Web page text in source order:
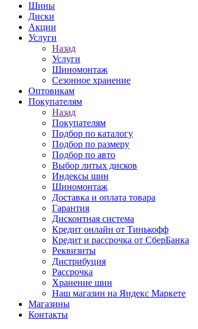
Шины
Диски
Акции
Услуги
Назад
Услуги
Шиномонтаж
Сезонное хранение
Оптовикам
Покупателям
Назад
Покупателям
Подбор по каталогу
Подбор по размеру
Подбор по авто
Выбор литых дисков
Индексы шин
Шиномонтаж
Доставка и оплата товара
Гарантия
Дисконтная система
Кредит онлайн от Тинькофф
Кредит и рассрочка от СберБанка
Реквизиты
Дистрибуция
Рассрочка
Хранение шин
Наш магазин на Яндекс Маркете
Магазины
Контакты